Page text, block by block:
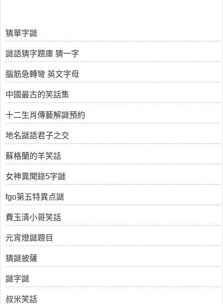
猜單字謎
謎語猜字題庫 猜一字
腦筋急轉彎 英文字母
中國最古的笑話集
十二生肖傳藝解謎預約
地名謎語君子之交
蘇格蘭的羊笑話
女神異聞錄5字謎
fgo第五特異点謎
費玉清小哥笑話
元宵燈謎題目
猜謎披薩
謎字謎
叔米笑話